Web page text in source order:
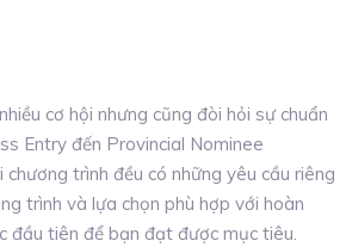
cơ hội nhưng cũng đòi hỏi sự chuẩn
Entry đến Provincial Nominee
trình đều có những yêu cầu riêng
trình và lựa chọn phù hợp với hoàn
đầu tiên để bạn đạt được mục tiêu.